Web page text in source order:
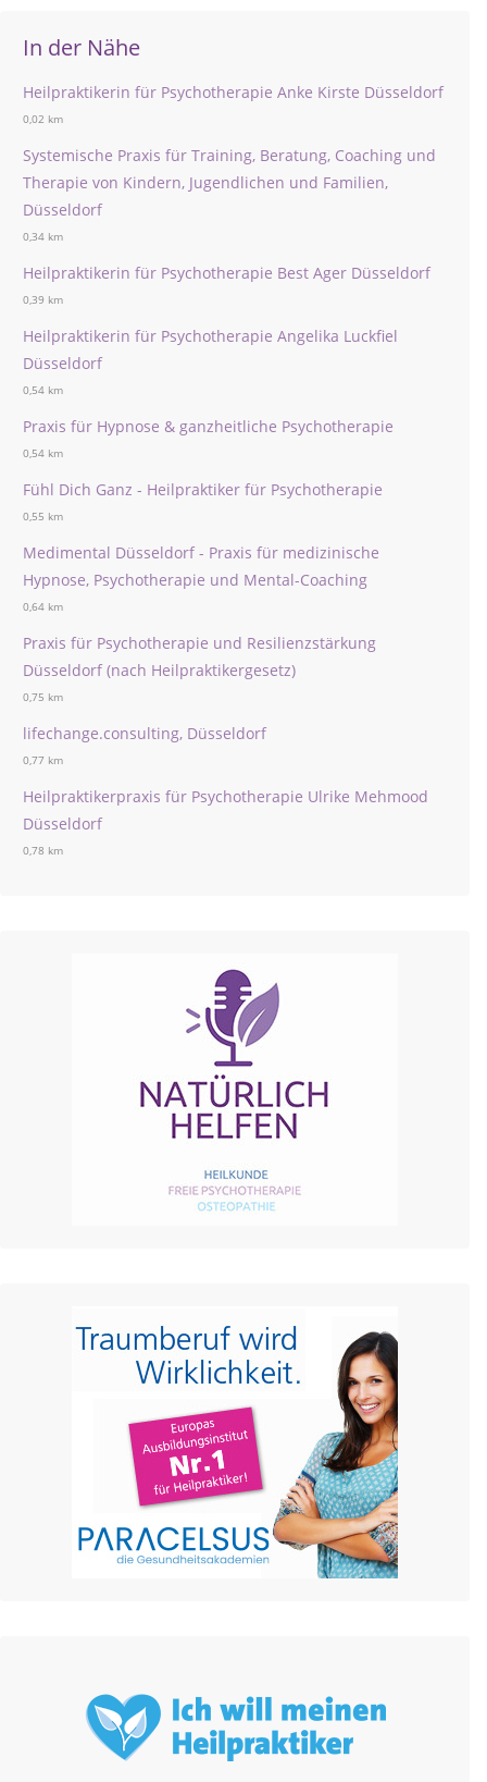
In der Nähe
Heilpraktikerin für Psychotherapie Anke Kirste Düsseldorf
0,02 km
Systemische Praxis für Training, Beratung, Coaching und
Therapie von Kindern, Jugendlichen und Familien,
Düsseldorf
0,34 km
Heilpraktikerin für Psychotherapie Best Ager Düsseldorf
0,39 km
Heilpraktikerin für Psychotherapie Angelika Luckfiel
Düsseldorf
0,54 km
Praxis für Hypnose & ganzheitliche Psychotherapie
0,54 km
Fühl Dich Ganz - Heilpraktiker für Psychotherapie
0,55 km
Medimental Düsseldorf - Praxis für medizinische
Hypnose, Psychotherapie und Mental-Coaching
0,64 km
Praxis für Psychotherapie und Resilienzstärkung
Düsseldorf (nach Heilpraktikergesetz)
0,75 km
lifechange.consulting, Düsseldorf
0,77 km
Heilpraktikerpraxis für Psychotherapie Ulrike Mehmood
Düsseldorf
0,78 km